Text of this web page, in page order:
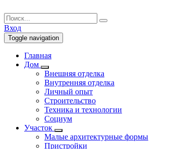
Вход
Toggle navigation
Главная
Дом
Внешняя отделка
Внутренняя отделка
Личный опыт
Строительство
Техника и технологии
Социум
Участок
Малые архитектурные формы
Пристройки